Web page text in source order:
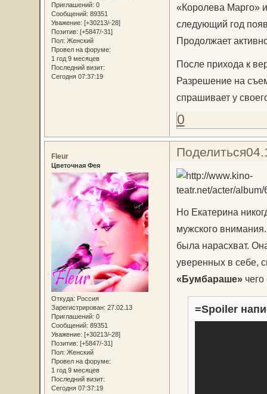
Приглашений: 0
Сообщений: 89351
Уважение: [+30213/-28]
Позитив: [+5847/-31]
Пол: Женский
Провел на форуме:
1 год 9 месяцев
Последний визит:
Сегодня 07:37:19
«Королева Марго»
следующий год
Продолжает
После прихода к
Разрешение на
спрашивает у
0
Поделиться
Fleur
Цветочная Фея
Откуда: Россия
Зарегистрирован: 27.02.13
Приглашений: 0
Сообщений: 89351
Уважение: [+30213/-28]
Позитив: [+5847/-31]
Пол: Женский
Провел на форуме:
1 год 9 месяцев
Последний визит:
Сегодня 07:37:19
Но Екатерина
мужского
была нарасхват.
уверенных в себе,
«Бумбараше»чего
=Spoiler